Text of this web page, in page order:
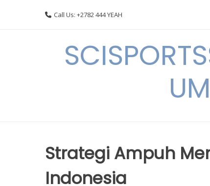
Call Us: +2782 444 YEAH
Strategi Ampuh
Indonesia